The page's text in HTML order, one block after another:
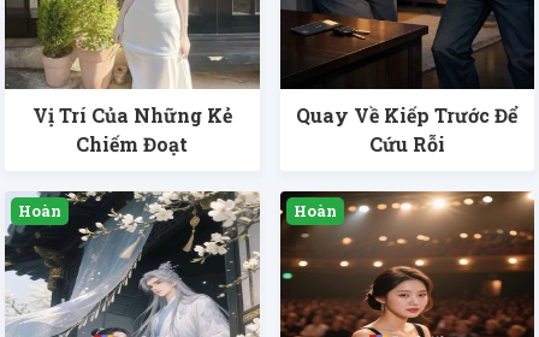
Vị Trí Của Những Kẻ
Chiếm Đoạt
Quay Về Kiếp Trước Để
Cứu Rỗi